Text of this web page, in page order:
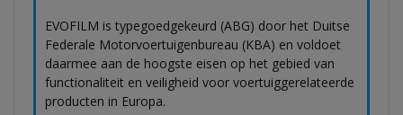
EVOFILM is typegoedgekeurd (ABG) door het Duitse
Federale Motorvoertuigenbureau (KBA) en voldoet
daarmee aan de hoogste eisen op het gebied van
functionaliteit en veiligheid voor voertuiggerelateerde
producten in Europa.